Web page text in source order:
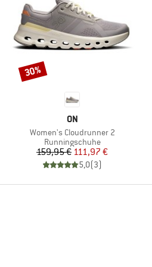
MARKE
ON
Artikel
Women's Cloudrunner 2
Produktgruppe
Runningschuhe
Preis
159,95 €reduzierter Preis
111,97 €
5,0(3)
Rabatt
30%